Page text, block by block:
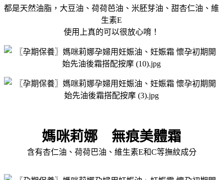
都是天然油脂，大豆油、荷荷芭油、米胚芽油、甜杏仁油、維
生素Е
使用上真的可以很放心唷！
媽咪莉娜 無痕美體霜
含有杏仁油、荷荷巴油、維生素E和C等撫紋成分